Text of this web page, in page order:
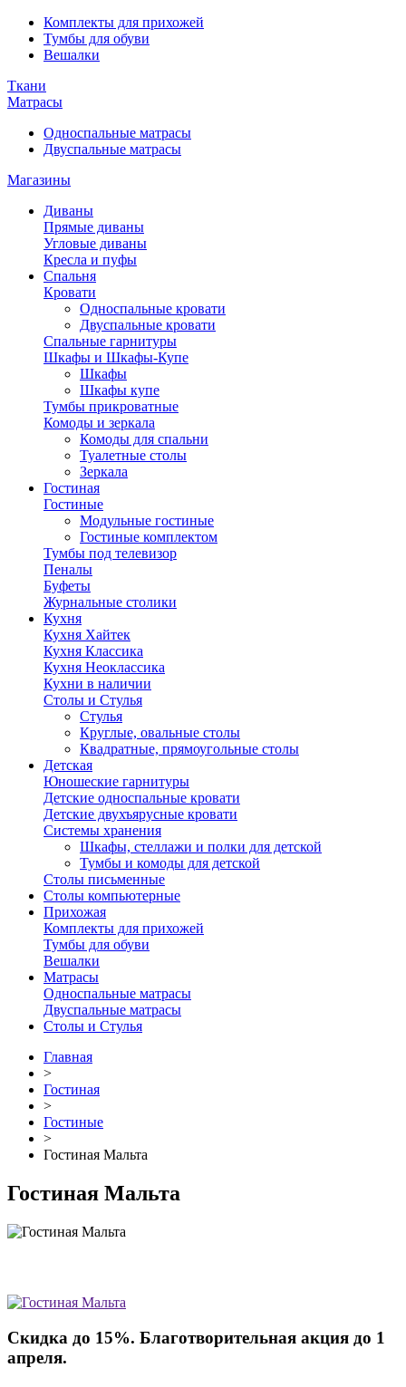
Комплекты для прихожей
Тумбы для обуви
Вешалки
Ткани
Матрасы
Односпальные матрасы
Двуспальные матрасы
Магазины
Диваны
Прямые диваны
Угловые диваны
Кресла и пуфы
Спальня
Кровати
Односпальные кровати
Двуспальные кровати
Спальные гарнитуры
Шкафы и Шкафы-Купе
Шкафы
Шкафы купе
Тумбы прикроватные
Комоды и зеркала
Комоды для спальни
Туалетные столы
Зеркала
Гостиная
Гостиные
Модульные гостиные
Гостиные комплектом
Тумбы под телевизор
Пеналы
Буфеты
Журнальные столики
Кухня
Кухня Хайтек
Кухня Классика
Кухня Неоклассика
Кухни в наличии
Столы и Стулья
Стулья
Круглые, овальные столы
Квадратные, прямоугольные столы
Детская
Юношеские гарнитуры
Детские односпальные кровати
Детские двухъярусные кровати
Системы хранения
Шкафы, стеллажи и полки для детской
Тумбы и комоды для детской
Столы письменные
Столы компьютерные
Прихожая
Комплекты для прихожей
Тумбы для обуви
Вешалки
Матрасы
Односпальные матрасы
Двуспальные матрасы
Столы и Стулья
Главная
>
Гостиная
>
Гостиные
>
Гостиная Мальта
Гостиная Мальта
Скидка до 15%. Благотворительная акция до 1
апреля.